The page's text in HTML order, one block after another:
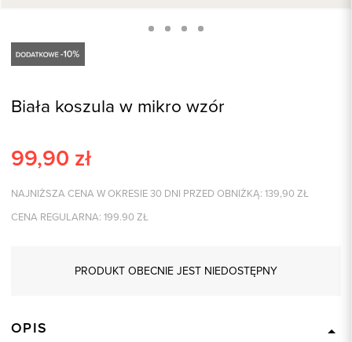
Biała koszula w mikro wzór
99,90 zł
NAJNIŻSZA CENA W OKRESIE 30 DNI PRZED OBNIŻKĄ: 139,90 ZŁ
CENA REGULARNA: 199.90 ZŁ
PRODUKT OBECNIE JEST NIEDOSTĘPNY
OPIS